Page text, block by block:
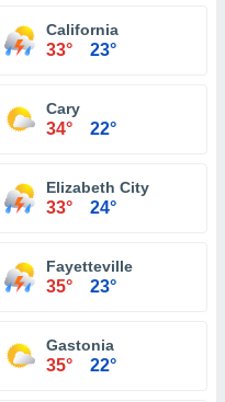
California
33° 23°
Cary
34° 22°
Elizabeth City
33° 24°
Fayetteville
35° 23°
Gastonia
35° 22°